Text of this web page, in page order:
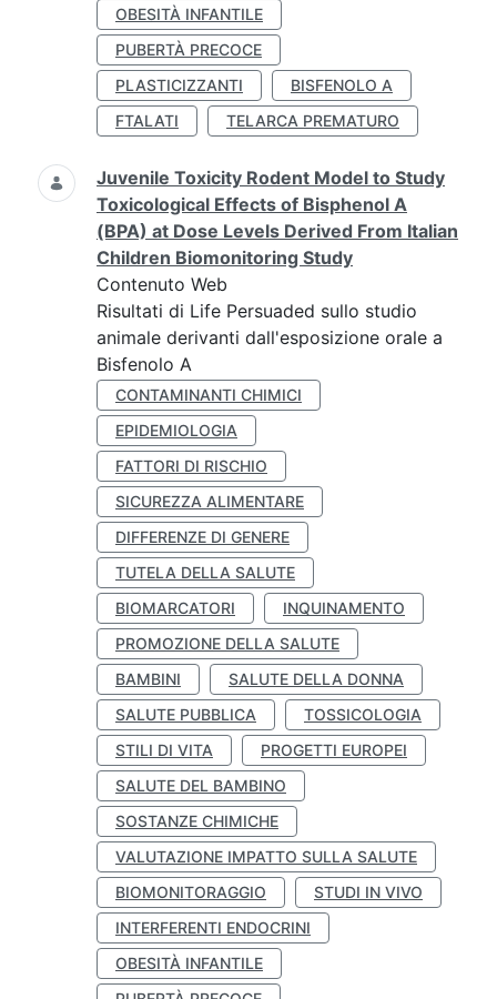
OBESITÀ INFANTILE
PUBERTÀ PRECOCE
PLASTICIZZANTI
BISFENOLO A
FTALATI
TELARCA PREMATURO
Juvenile Toxicity Rodent Model to Study
Toxicological Effects of Bisphenol A
(BPA) at Dose Levels Derived From Italian
Children Biomonitoring Study
Contenuto Web
Risultati di Life Persuaded sullo studio
animale derivanti dall'esposizione orale a
Bisfenolo A
CONTAMINANTI CHIMICI
EPIDEMIOLOGIA
FATTORI DI RISCHIO
SICUREZZA ALIMENTARE
DIFFERENZE DI GENERE
TUTELA DELLA SALUTE
BIOMARCATORI
INQUINAMENTO
PROMOZIONE DELLA SALUTE
BAMBINI
SALUTE DELLA DONNA
SALUTE PUBBLICA
TOSSICOLOGIA
STILI DI VITA
PROGETTI EUROPEI
SALUTE DEL BAMBINO
SOSTANZE CHIMICHE
VALUTAZIONE IMPATTO SULLA SALUTE
BIOMONITORAGGIO
STUDI IN VIVO
INTERFERENTI ENDOCRINI
OBESITÀ INFANTILE